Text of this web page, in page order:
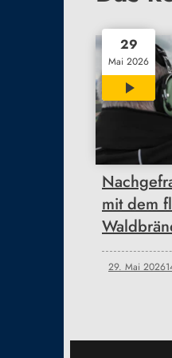
29
Mai 2026
15:00
mit dem
29. Mai 2026